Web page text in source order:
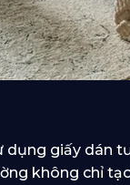
dụng giấy dán
không chỉ